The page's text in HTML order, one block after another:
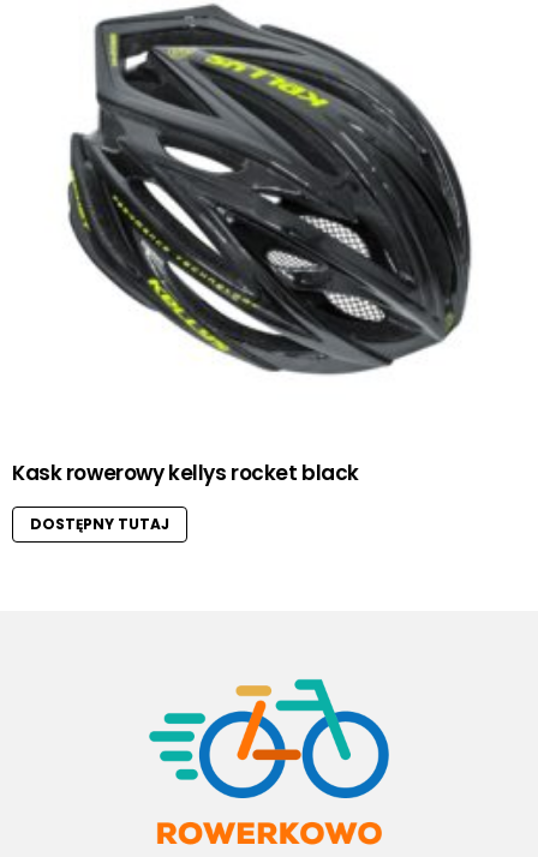
Kask rowerowy kellys rocket black
DOSTĘPNY TUTAJ